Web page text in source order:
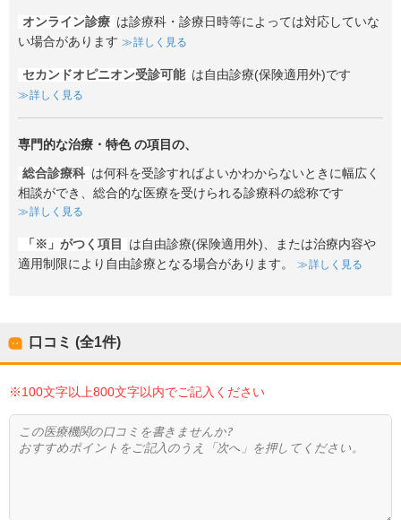
オンライン診療 は診療科・診療日時等によっては対応していな
い場合があります
詳しく見る
セカンドオピニオン受診可能 は自由診療(保険適用外)です
詳しく見る
専門的な治療・特色の項目の、
総合診療科 は何科を受診すればよいかわからないときに幅広く
相談ができ、総合的な医療を受けられる診療科の総称です
詳しく見る
「※」がつく項目
は自由診療(保険適用外)、または治療内容や
適用制限により自由診療となる場合があります。
詳しく見る
口コミ (全1件)
※100文字以上800文字以内でご記入ください